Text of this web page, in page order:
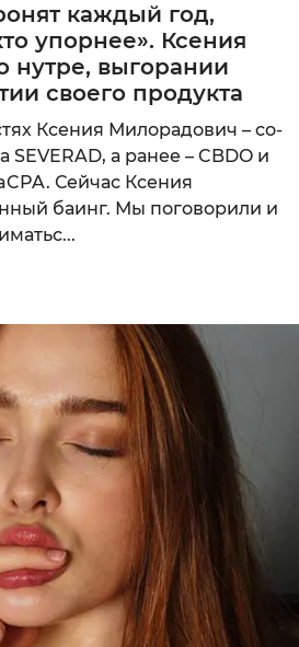
каждый год,
упорнее». Ксения
нутре, выгорании
своего продукта
Ксения Милорадович – co-
а ранее – CBDO и
Сейчас Ксения
баинг. Мы поговорили и